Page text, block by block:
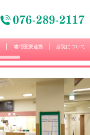
地域医療連携 当院について